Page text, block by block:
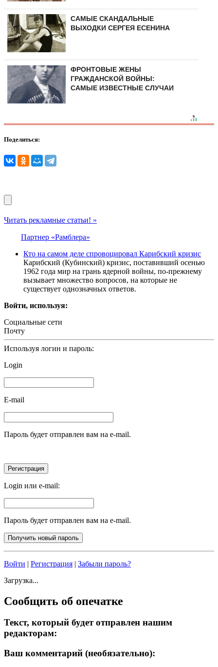
САМЫЕ СКАНДАЛЬНЫЕ
ВЫХОДКИ СЕРГЕЯ ЕСЕНИНА
ФРОНТОВЫЕ ЖЕНЫ
ГРАЖДАНСКОЙ ВОЙНЫ:
САМЫЕ ИЗВЕСТНЫЕ СЛУЧАИ
Поделиться:
Читать рекламные статьи! »
Партнер «Рамблера»
Кто на самом деле спровоцировал Карибский кризис
Карибский (Кубинский) кризис, поставивший осенью
1962 года мир на грань ядерной войны, по-прежнему
вызывает множество вопросов, на которые не
существует однозначных ответов.
Войти, используя:
Социальные сети
Почту
Используя логин и пароль:
Login
E-mail
Пароль будет отправлен вам на e-mail.
Login или e-mail:
Пароль будет отправлен вам на e-mail.
Войти | Регистрация | Забыли пароль?
Загрузка...
Сообщить об опечатке
Текст, который будет отправлен нашим
редакторам:
Ваш комментарий (необязательно):